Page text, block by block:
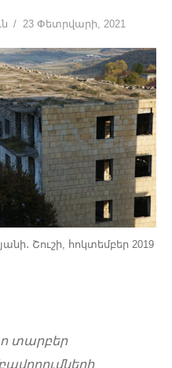
23 Փետրվարի, 2021
Շուշի, հոկտեմբեր 2019
տարբեր